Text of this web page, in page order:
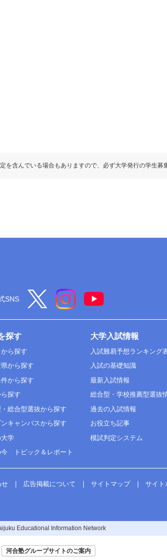
含んでいる場合もありますので、必ず大学発行の学生募
SNS
探す
ら探す
から探す
から探す
探す
総合型選抜から探す
キャンパスから探す
学
今 トピック＆レポート
大学入試情報
入試難易予想ランキング
入試の基礎知識
最新入試情報
総合型・学校推薦型選抜
過去の入試情報
お役立ち記事
模試判定システム
せ 広告掲載について サイトマップ サイト
Educational Information Network
河合塾グループサイトのご案内